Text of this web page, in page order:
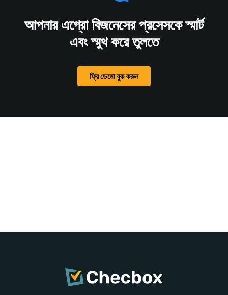
আপনার এগ্রো বিজনেসের প্রসেসকে স্মার্ট
এবং স্মুথ করে তুলতে
ফ্রি ডেমো বুক করুন